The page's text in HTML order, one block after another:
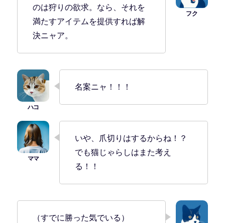
のは狩りの欲求。なら、それを
満たすアイテムを提供すれば解
決ニャア。
名案ニャ！！！
いや、爪切りはするからね！？
でも猫じゃらしはまた考え
る！！
（すでに勝った気でいる）